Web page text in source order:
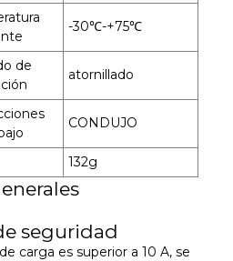
-30℃-+75℃
de
atornillado
CONDUJO
132g
seguridad
carga es superior a 10 A, se